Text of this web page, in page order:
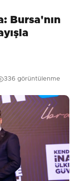
siz yapın!
Bursa'nın
336 görüntülenme